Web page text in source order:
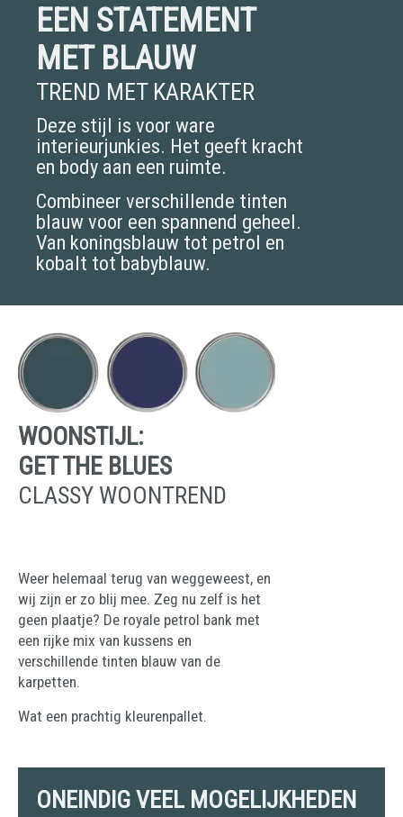
EEN STATEMENT
MET BLAUW
TREND MET KARAKTER
Deze stijl is voor ware
interieurjunkies. Het geeft kracht
en body aan een ruimte.
Combineer verschillende tinten
blauw voor een spannend geheel.
Van koningsblauw tot petrol en
kobalt tot babyblauw.
WOONSTIJL:
GET THE BLUES
CLASSY WOONTREND
Weer helemaal terug van weggeweest, en
wij zijn er zo blij mee. Zeg nu zelf is het
geen plaatje? De royale petrol bank met
een rijke mix van kussens en
verschillende tinten blauw van de
karpetten.
Wat een prachtig kleurenpallet.
ONEINDIG VEEL MOGELIJKHEDEN